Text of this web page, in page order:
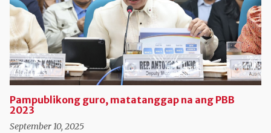
Pampublikong guro, matatanggap na ang PBB
2023
September 10, 2025